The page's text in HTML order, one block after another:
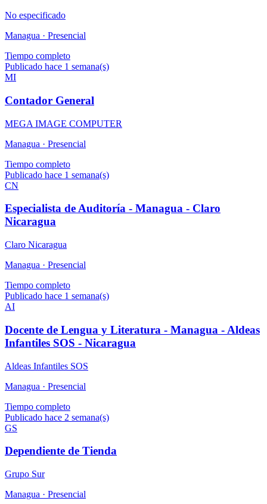
No especificado
Managua · Presencial
Tiempo completo
Publicado hace 1 semana(s)
MI
Contador General
MEGA IMAGE COMPUTER
Managua · Presencial
Tiempo completo
Publicado hace 1 semana(s)
CN
Especialista de Auditoría - Managua - Claro
Nicaragua
Claro Nicaragua
Managua · Presencial
Tiempo completo
Publicado hace 1 semana(s)
AI
Docente de Lengua y Literatura - Managua - Aldeas
Infantiles SOS - Nicaragua
Aldeas Infantiles SOS
Managua · Presencial
Tiempo completo
Publicado hace 2 semana(s)
GS
Dependiente de Tienda
Grupo Sur
Managua · Presencial